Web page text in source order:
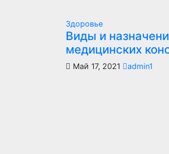
Здоровье
Виды и
медицинских
Май 17, 2021 admin1